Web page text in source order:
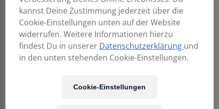
kannst Deine Zustimmung jederzeit über die
Cookie-Einstellungen unten auf der Website
widerrufen. Weitere Informationen hierzu
findest Du in unserer Datenschutzerklärung und
in den unten stehenden Cookie-Einstellungen.
Cookie-Einstellungen